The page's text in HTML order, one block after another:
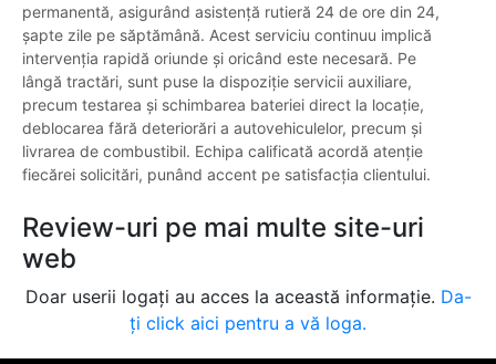
permanentă, asigurând asistență rutieră 24 de ore din 24,
șapte zile pe săptămână. Acest serviciu continuu implică
intervenția rapidă oriunde și oricând este necesară. Pe
lângă tractări, sunt puse la dispoziție servicii auxiliare,
precum testarea și schimbarea bateriei direct la locație,
deblocarea fără deteriorări a autovehiculelor, precum și
livrarea de combustibil. Echipa calificată acordă atenție
fiecărei solicitări, punând accent pe satisfacția clientului.
Review-uri pe mai multe site-uri
web
Doar userii logați au acces la această informație. Da-
ți click aici pentru a vă loga.